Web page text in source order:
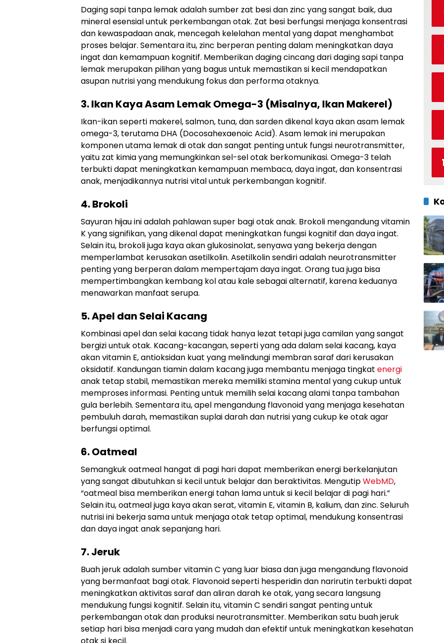
Daging sapi tanpa lemak adalah sumber zat besi dan zinc yang sangat baik, dua
mineral esensial untuk perkembangan otak. Zat besi berfungsi menjaga konsentrasi
dan kewaspadaan anak, mencegah kelelahan mental yang dapat menghambat
proses belajar. Sementara itu, zinc berperan penting dalam meningkatkan daya
ingat dan kemampuan kognitif. Memberikan daging cincang dari daging sapi tanpa
lemak merupakan pilihan yang bagus untuk memastikan si kecil mendapatkan
asupan nutrisi yang mendukung fokus dan performa otaknya.
3. Ikan Kaya Asam Lemak Omega-3 (Misalnya, Ikan Makerel)
Ikan-ikan seperti makerel, salmon, tuna, dan sarden dikenal kaya akan asam lemak
omega-3, terutama DHA (Docosahexaenoic Acid). Asam lemak ini merupakan
komponen utama lemak di otak dan sangat penting untuk fungsi neurotransmitter,
yaitu zat kimia yang memungkinkan sel-sel otak berkomunikasi. Omega-3 telah
terbukti dapat meningkatkan kemampuan membaca, daya ingat, dan konsentrasi
anak, menjadikannya nutrisi vital untuk perkembangan kognitif.
4. Brokoli
Sayuran hijau ini adalah pahlawan super bagi otak anak. Brokoli mengandung vitamin
K yang signifikan, yang dikenal dapat meningkatkan fungsi kognitif dan daya ingat.
Selain itu, brokoli juga kaya akan glukosinolat, senyawa yang bekerja dengan
memperlambat kerusakan asetilkolin. Asetilkolin sendiri adalah neurotransmitter
penting yang berperan dalam mempertajam daya ingat. Orang tua juga bisa
mempertimbangkan kembang kol atau kale sebagai alternatif, karena keduanya
menawarkan manfaat serupa.
5. Apel dan Selai Kacang
Kombinasi apel dan selai kacang tidak hanya lezat tetapi juga camilan yang sangat
bergizi untuk otak. Kacang-kacangan, seperti yang ada dalam selai kacang, kaya
akan vitamin E, antioksidan kuat yang melindungi membran saraf dari kerusakan
oksidatif. Kandungan tiamin dalam kacang juga membantu menjaga tingkat energi
anak tetap stabil, memastikan mereka memiliki stamina mental yang cukup untuk
memproses informasi. Penting untuk memilih selai kacang alami tanpa tambahan
gula berlebih. Sementara itu, apel mengandung flavonoid yang menjaga kesehatan
pembuluh darah, memastikan suplai darah dan nutrisi yang cukup ke otak agar
berfungsi optimal.
6. Oatmeal
Semangkuk oatmeal hangat di pagi hari dapat memberikan energi berkelanjutan
yang sangat dibutuhkan si kecil untuk belajar dan beraktivitas. MengutipWebMD,
“oatmeal bisa memberikan energi tahan lama untuk si kecil belajar di pagi hari.”
Selain itu, oatmeal juga kaya akan serat, vitamin E, vitamin B, kalium, dan zinc. Seluruh
nutrisi ini bekerja sama untuk menjaga otak tetap optimal, mendukung konsentrasi
dan daya ingat anak sepanjang hari.
7. Jeruk
Buah jeruk adalah sumber vitamin C yang luar biasa dan juga mengandung flavonoid
yang bermanfaat bagi otak. Flavonoid seperti hesperidin dan narirutin terbukti dapat
meningkatkan aktivitas saraf dan aliran darah ke otak, yang secara langsung
mendukung fungsi kognitif. Selain itu, vitamin C sendiri sangat penting untuk
perkembangan otak dan produksi neurotransmitter. Memberikan satu buah jeruk
setiap hari bisa menjadi cara yang mudah dan efektif untuk meningkatkan kesehatan